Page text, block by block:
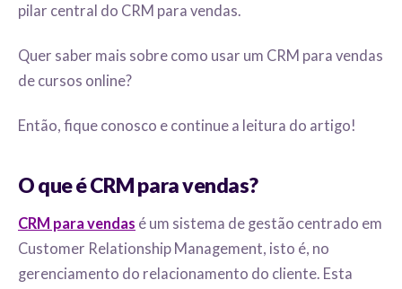
pilar central do CRM para vendas.
Quer saber mais sobre como usar um CRM para vendas
de cursos online?
Então, fique conosco e continue a leitura do artigo!
O que é CRM para vendas?
CRM para vendas é um sistema de gestão centrado em
Customer Relationship Management, isto é, no
gerenciamento do relacionamento do cliente. Esta